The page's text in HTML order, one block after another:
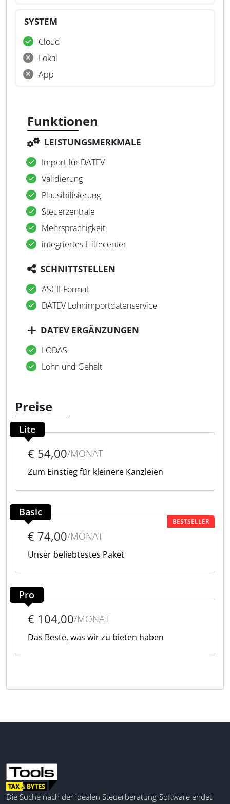
SYSTEM
Cloud
Lokal
App
Funktionen
LEISTUNGSMERKMALE
Import für DATEV
Validierung
Plausibilisierung
Steuerzentrale
Mehrsprachigkeit
integriertes Hilfecenter
SCHNITTSTELLEN
ASCII-Format
DATEV Lohnimportdatenservice
DATEV ERGÄNZUNGEN
LODAS
Lohn und Gehalt
Preise
Lite
€ 54,00/MONAT
Zum Einstieg für kleinere Kanzleien
Basic
BESTSELLER
€ 74,00/MONAT
Unser beliebtestes Paket
Pro
€ 104,00/MONAT
Das Beste, was wir zu bieten haben
Die Suche nach der idealen Steuerberatung-Software endet